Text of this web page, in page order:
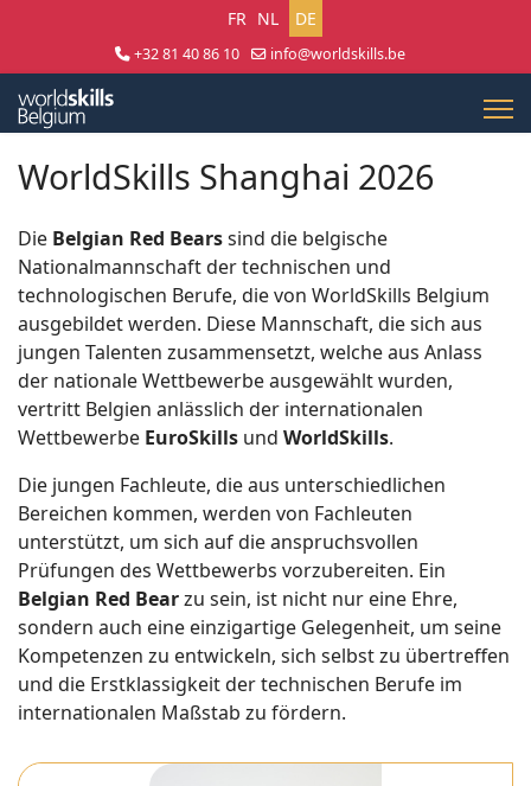
Sprache auswählen
FR NL DE
+32 81 40 86 10
info@worldskills.be
WorldSkills Shanghai 2026
Die Belgian Red Bearssind die belgische
Nationalmannschaft der technischen und
technologischen Berufe, die von WorldSkills Belgium
ausgebildet werden. Diese Mannschaft, die sich aus
jungen Talenten zusammensetzt, welche aus Anlass
der nationale Wettbewerbe ausgewählt wurden,
vertritt Belgien anlässlich der internationalen
Wettbewerbe EuroSkills und WorldSkills.
Die jungen Fachleute, die aus unterschiedlichen
Bereichen kommen, werden von Fachleuten
unterstützt, um sich auf die anspruchsvollen
Prüfungen des Wettbewerbs vorzubereiten. Ein
Belgian Red Bearzu sein, ist nicht nur eine Ehre,
sondern auch eine einzigartige Gelegenheit, um seine
Kompetenzen zu entwickeln, sich selbst zu übertreffen
und die Erstklassigkeit der technischen Berufe im
internationalen Maßstab zu fördern.